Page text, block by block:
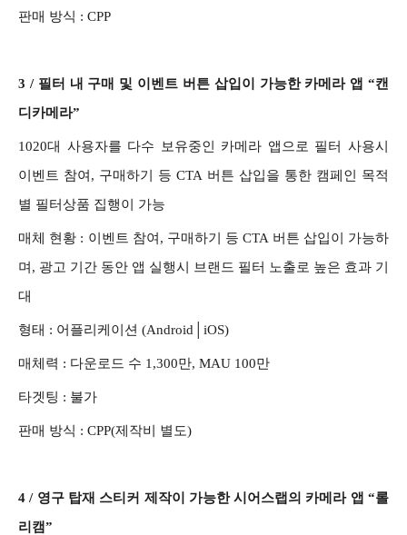
판매 방식 : CPP
3 / 필터 내 구매 및 이벤트 버튼 삽입이 가능한 카메라 앱 “캔
디카메라”
1020대 사용자를 다수 보유중인 카메라 앱으로 필터 사용시
이벤트 참여, 구매하기 등 CTA 버튼 삽입을 통한 캠페인 목적
별 필터상품 집행이 가능
매체 현황 : 이벤트 참여, 구매하기 등 CTA 버튼 삽입이 가능하
며, 광고 기간 동안 앱 실행시 브랜드 필터 노출로 높은 효과 기
대
형태 : 어플리케이션 (Android│iOS)
매체력 : 다운로드 수 1,300만, MAU 100만
타겟팅 : 불가
판매 방식 : CPP(제작비 별도)
4 / 영구 탑재 스티커 제작이 가능한 시어스랩의 카메라 앱 “롤
리캠”